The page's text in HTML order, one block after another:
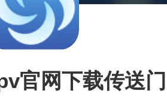
官网下载传送门